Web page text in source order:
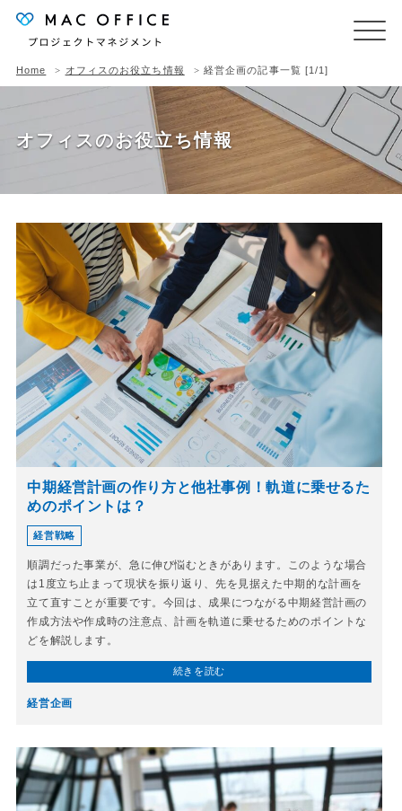
Home オフィスのお役立ち情報 経営企画の記事一覧 [1/1]
オフィスのお役立ち情報
中期経営計画の作り方と他社事例！軌道に乗せるた
めのポイントは？
経営戦略
順調だった事業が、急に伸び悩むときがあります。このような場合
は1度立ち止まって現状を振り返り、先を見据えた中期的な計画を
立て直すことが重要です。今回は、成果につながる中期経営計画の
作成方法や作成時の注意点、計画を軌道に乗せるためのポイントな
どを解説します。
続きを読む
経営企画